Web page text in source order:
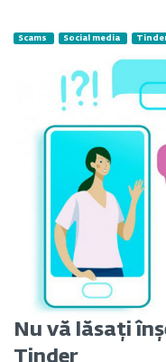
Scams Social media
Nu vă lăsați
Tinder